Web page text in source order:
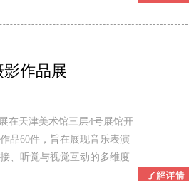
作品展
在天津美术馆三层4号展馆开
品60件，旨在展现音乐表演
、听觉与视觉互动的多维度